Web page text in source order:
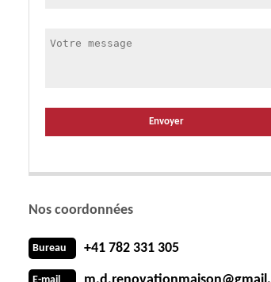
Nos coordonnées
Bureau +41 782 331 305